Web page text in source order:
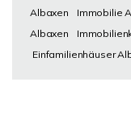
Albaxen
Immobilie
Albaxen
Einfamilienhäuser